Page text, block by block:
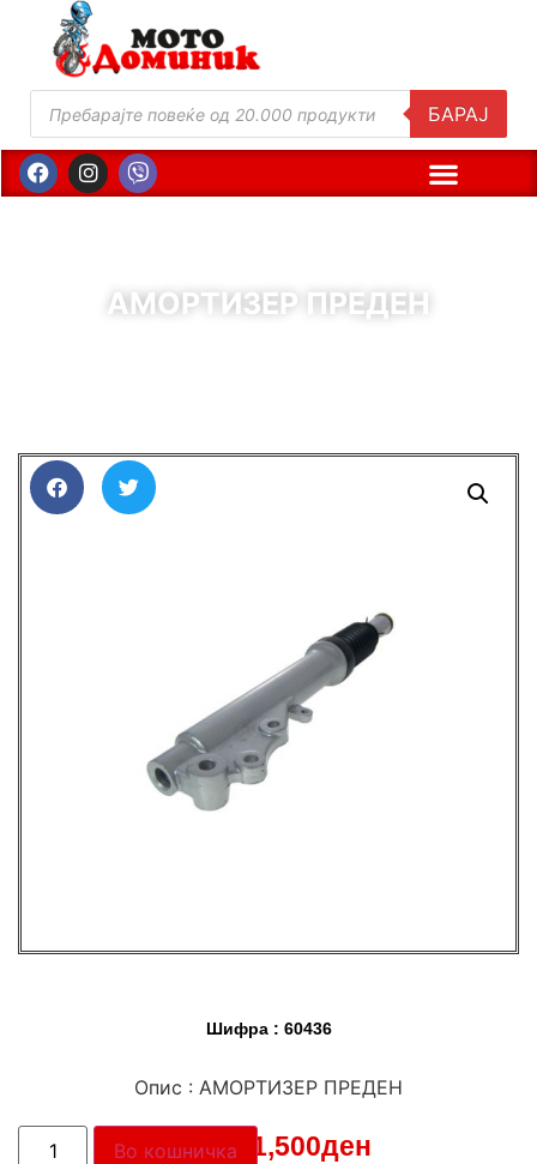
БАРАЈ
АМОРТИЗЕР ПРЕДЕН
Шифра : 60436
Опис : АМОРТИЗЕР ПРЕДЕН
Цена: 1,500ден
Во кошничка